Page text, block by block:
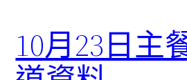
10月23日主